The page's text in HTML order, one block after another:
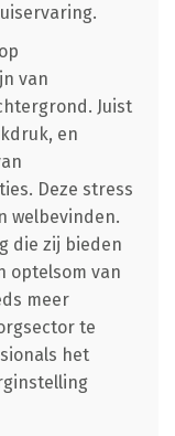
van
Juist
en
Deze stress
welbevinden.
die zij bieden
optelsom van
meer
te
het